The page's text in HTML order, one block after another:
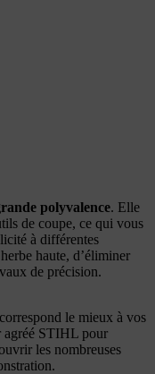
polyvalence. Elle
de coupe, ce qui vous
à différentes
haute, d’éliminer
de précision.
le mieux à vos
agréé STIHL pour
les nombreuses